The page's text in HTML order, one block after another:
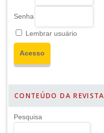
Senha
Lembrar usuário
CONTEÚDO DA REVISTA
Pesquisa